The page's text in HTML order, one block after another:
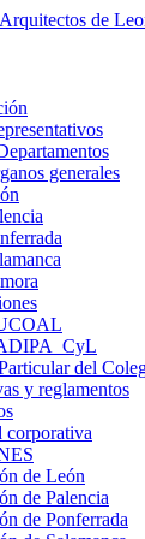
generales
del
y reglamentos
corporativa
de León
de Palencia
de Ponferrada